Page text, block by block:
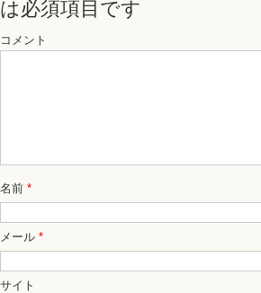
は必須項目です
コメント
名前 *
メール *
サイト